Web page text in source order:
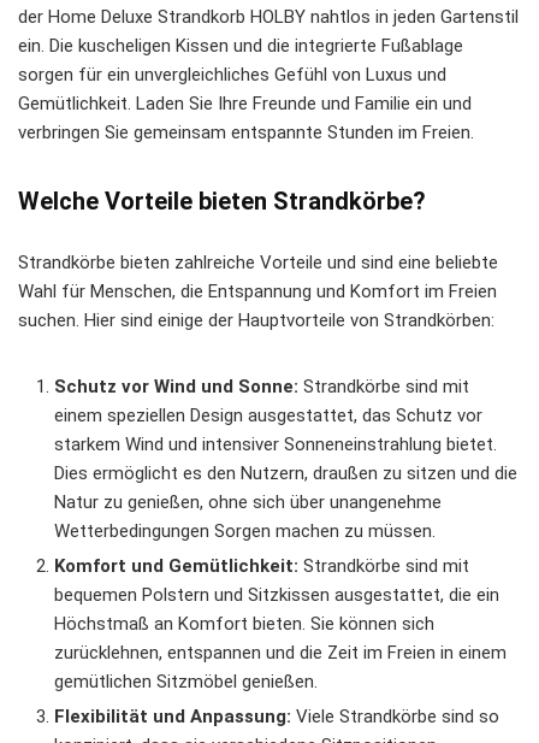
der Home Deluxe Strandkorb HOLBY nahtlos in jeden Gartenstil
ein. Die kuscheligen Kissen und die integrierte Fußablage
sorgen für ein unvergleichliches Gefühl von Luxus und
Gemütlichkeit. Laden Sie Ihre Freunde und Familie ein und
verbringen Sie gemeinsam entspannte Stunden im Freien.
Welche Vorteile bieten Strandkörbe?
Strandkörbe bieten zahlreiche Vorteile und sind eine beliebte
Wahl für Menschen, die Entspannung und Komfort im Freien
suchen. Hier sind einige der Hauptvorteile von Strandkörben:
Schutz vor Wind und Sonne: Strandkörbe sind mit
einem speziellen Design ausgestattet, das Schutz vor
starkem Wind und intensiver Sonneneinstrahlung bietet.
Dies ermöglicht es den Nutzern, draußen zu sitzen und die
Natur zu genießen, ohne sich über unangenehme
Wetterbedingungen Sorgen machen zu müssen.
Komfort und Gemütlichkeit: Strandkörbe sind mit
bequemen Polstern und Sitzkissen ausgestattet, die ein
Höchstmaß an Komfort bieten. Sie können sich
zurücklehnen, entspannen und die Zeit im Freien in einem
gemütlichen Sitzmöbel genießen.
Flexibilität und Anpassung: Viele Strandkörbe sind so